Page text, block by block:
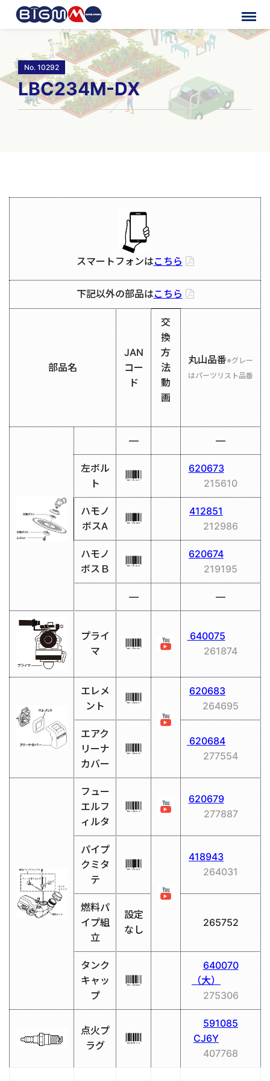
No. 10292
LBC234M-DX
スマートフォンはこちら
下記以外の部品はこちら
部品名
JAN
コー
ド
交
換
方
法
動
画
丸山品番※グレー
はパーツリスト品番
― ―
左ボル
ト
620673
215610
ハモノ
ボスA
412851
212986
ハモノ
ボスＢ
620674
219195
― ―
プライ
マ
640075
261874
エレメ
ント
620683
264695
エアク
リーナ
カバー
620684
277554
フュー
エルフ
ィルタ
620679
277887
パイプ
クミタ
テ
418943
264031
燃料パ
イプ組
立
設定
なし
265752
タンク
キャッ
プ
640070
（大）
275306
点火プ
ラグ
591085
CJ6Y
407768